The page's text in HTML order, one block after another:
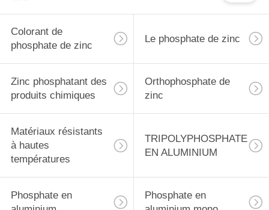
Colorant de
phosphate de zinc
Le phosphate de zinc
Zinc phosphatant des
produits chimiques
Orthophosphate de
zinc
Matériaux résistants
à hautes
températures
TRIPOLYPHOSPHATE
EN ALUMINIUM
Phosphate en
Phosphate en